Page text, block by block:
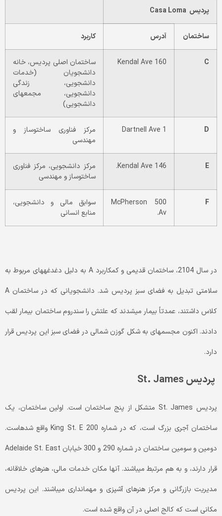
پردیس Casa Loma
ساختمان آدرس کاربرد
C
160 Kendal Ave
ساختمان اصلی پردیس، خانه
دانشجویان (خدمات
دانشجویی، زندگی
دانشجویی، مجمع­های
دانشجویی)
D
1 Dartnell Ave
مرکز فناوری ساخت­و­ساز و
مهندسی
E
146 Kendal Ave.
مرکز دانشجویی، مرکز فناوری
ساخت­و­ساز و مهندسی
F
500 McPherson
Av.
سوابق مالی و دانشجویی،
منابع انسانی
در سال 2104، ساختمان قدیمی و کم­کاربرد A به دلیل دغدغه­های مربوط به
سلامتی تبدیل به فضای سبز پردیس شد. دانشجویانی که در ساختمان A
کلاس داشتند، عمدتاً بیمار می­شدند که علتش را سندروم ساختمان بیمار لقب
دادند. اکنون مجسمه­ای به شکل گوزن شمالی در فضای سبز این پردیس قرار
دارد.
پردیس St. James
پردیس St. James متشکل از پنج ساختمان است. اولین ساختمان، یک
ساختمان آجری بزرگ است، که در شماره 200 King St. E واقع شده­است.
دومین و سومین ساختمان در شماره 290 و 300 خیابان Adelaide St. East
قرار دارند، و به هم مرتبط می­باشند. آنها مکان خدمات مالی، هنرهای خلاقانه،
مدیریت بازرگانی و مرکز هنرهای آشپزی و مهمان­داری می­باشند. این پردیس
مکانی است که کالج اصلی در آن واقع شده است.